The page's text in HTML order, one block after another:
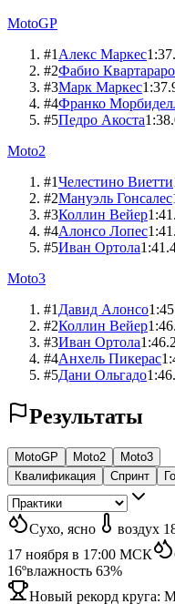
MotoGP
#1 Алекс Маркес
#2Фабио Квартараро
#3Марк Маркес
#4Франко
#5Педро Акоста
Moto2
#1Челестино Виетти
#2Мануэль Гонсалес
#3Коллин Вейер
#4Алонсо Лопес
#5Иван Ортола
Moto3
#1 Давид Алонсо
#2Коллин Вейер
#3Иван Ортола
#4Анхель Пикерас
#5Дани Ольгадо
Результаты
MotoGP Moto2
Moto3
Квалификация
Спринт
Сухо, ясно воздух
17 ноября в 17:00 МСК
16ºвлажность 63%
Новый рекорд круга: